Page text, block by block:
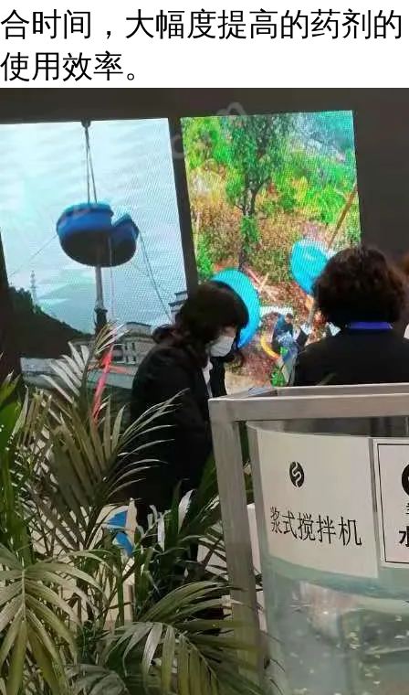
合时间，大幅度提高的药剂的
使用效率。